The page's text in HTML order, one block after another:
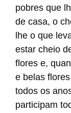
pobres que
de casa, o
lhe o que
estar cheio
flores e,
e belas
todos os
participam